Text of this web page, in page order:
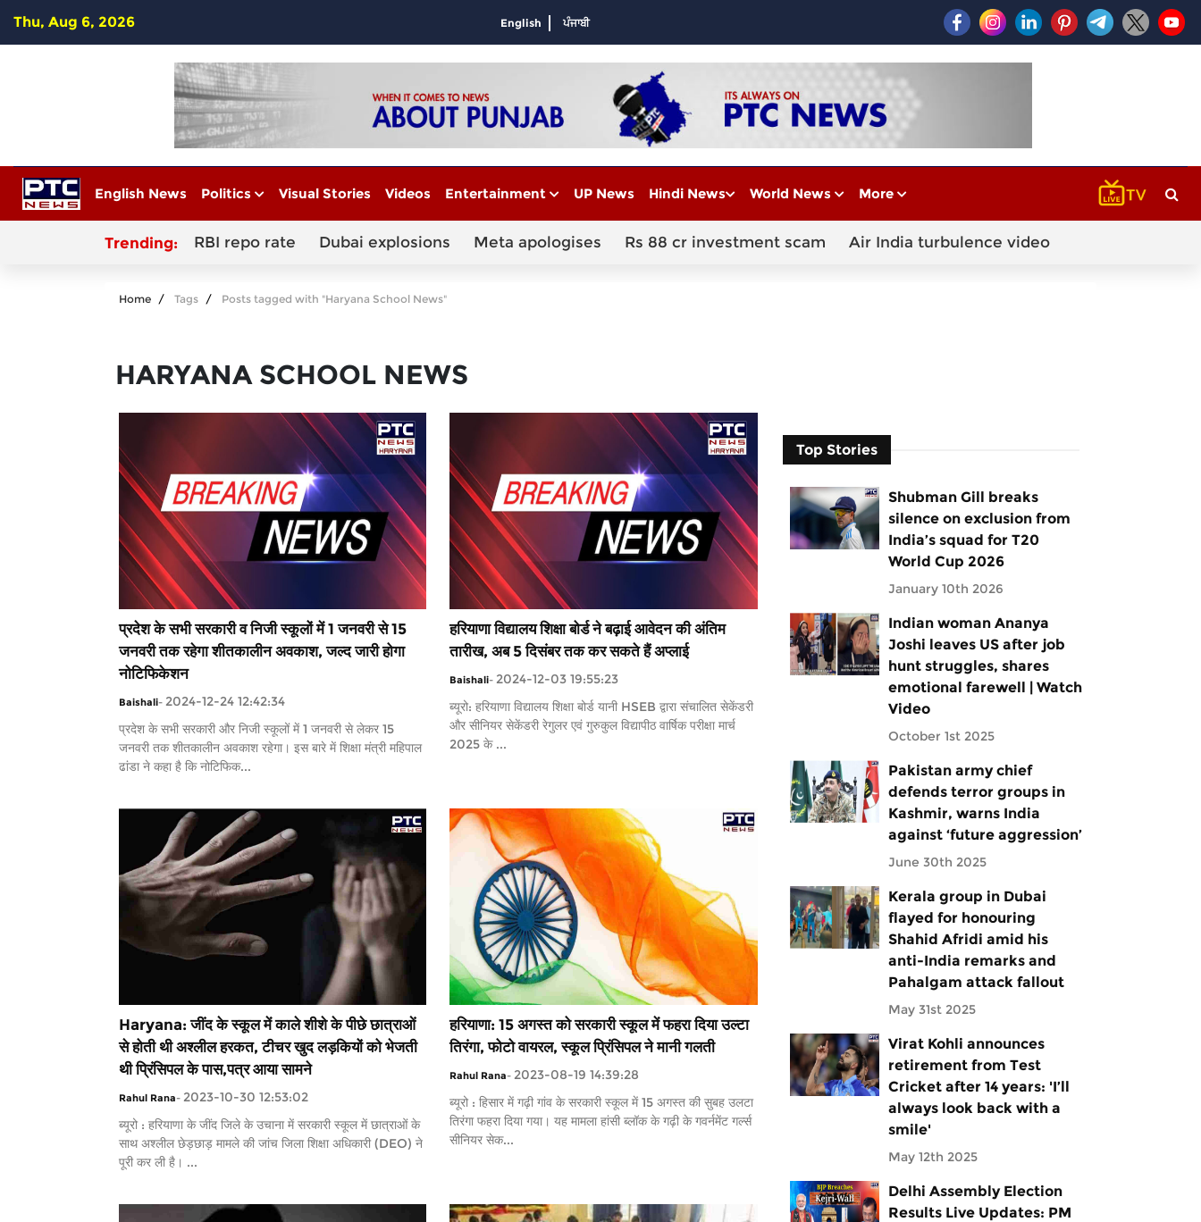
Thu, Aug 6, 2026 English ਪੰਜਾਬੀ
English News Politics Visual Stories Videos Entertainment UP News Hindi News World News More
Trending: RBI repo rate Dubai explosions Meta apologises Rs 88 cr investment scam Air India turbulence video
Home Tags Posts tagged with "Haryana School News"
HARYANA SCHOOL NEWS
प्रदेश के सभी सरकारी व निजी स्कूलों में 1 जनवरी से 15
जनवरी तक रहेगा शीतकालीन अवकाश, जल्द जारी होगा
नोटिफिकेशन
Baishali- 2024-12-24 12:42:34
प्रदेश के सभी सरकारी और निजी स्कूलों में 1 जनवरी से लेकर 15
जनवरी तक शीतकालीन अवकाश रहेगा। इस बारे में शिक्षा मंत्री महिपाल
ढांडा ने कहा है कि नोटिफिक...
हरियाणा विद्यालय शिक्षा बोर्ड ने बढ़ाई आवेदन की अंतिम
तारीख, अब 5 दिसंबर तक कर सकते हैं अप्लाई
Baishali- 2024-12-03 19:55:23
ब्यूरो: हरियाणा विद्यालय शिक्षा बोर्ड यानी HSEB द्वारा संचालित सेकेंडरी
और सीनियर सेकेंडरी रेगुलर एवं गुरुकुल विद्यापीठ वार्षिक परीक्षा मार्च
2025 के ...
Haryana: जींद के स्कूल में काले शीशे के पीछे छात्राओं
से होती थी अश्लील हरकत, टीचर खुद लड़कियों को भेजती
थी प्रिंसिपल के पास,पत्र आया सामने
Rahul Rana- 2023-10-30 12:53:02
ब्यूरो : हरियाणा के जींद जिले के उचाना में सरकारी स्कूल में छात्राओं के
साथ अश्लील छेड़छाड़ मामले की जांच जिला शिक्षा अधिकारी (DEO) ने
पूरी कर ली है। ...
हरियाणा: 15 अगस्त को सरकारी स्कूल में फहरा दिया उल्टा
तिरंगा, फोटो वायरल, स्कूल प्रिंसिपल ने मानी गलती
Rahul Rana- 2023-08-19 14:39:28
ब्यूरो : हिसार में गढ़ी गांव के सरकारी स्कूल में 15 अगस्त की सुबह उलटा
तिरंगा फहरा दिया गया। यह मामला हांसी ब्लॉक के गढ़ी के गवर्नमेंट गर्ल्स
सीनियर सेक...
Top Stories
Shubman Gill breaks
silence on exclusion from
India’s squad for T20
World Cup 2026
January 10th 2026
Indian woman Ananya
Joshi leaves US after job
hunt struggles, shares
emotional farewell | Watch
Video
October 1st 2025
Pakistan army chief
defends terror groups in
Kashmir, warns India
against ‘future aggression’
June 30th 2025
Kerala group in Dubai
flayed for honouring
Shahid Afridi amid his
anti-India remarks and
Pahalgam attack fallout
May 31st 2025
Virat Kohli announces
retirement from Test
Cricket after 14 years: 'I’ll
always look back with a
smile'
May 12th 2025
Delhi Assembly Election
Results Live Updates: PM